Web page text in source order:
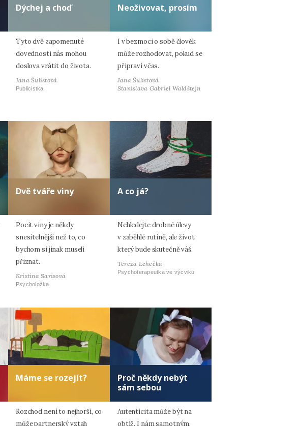
Dýchej a choď
Tyto dvě zapomenuté
dovednosti nás mohou
doslova vrátit do života.
Jana Šulistová
Publicistka
Neoživovat, prosím
I v bezmoci o sobě člověk
může rozhodovat, pokud se
připraví včas.
Jana Šulistová
Stanislava Gabriel Waldštejn
Dvě tváře viny
Pocit viny je někdy
snesitelnější než to, co
bychom si jinak museli
přiznat.
Kristina Sarisová
Psycholožka
A co já?
Nehledejte drobné úlevy
v zaběhlé rutině, ale život,
který bude skutečně váš.
Tereza Lehečka
Psychoterapeutka ve výcviku
Máme se rozejít?
Rozchod není to nejhorší, co
může partnerský vztah
Proč někdy nebýt
sám sebou
Autenticita může být na
obtíž. I nám samotným.